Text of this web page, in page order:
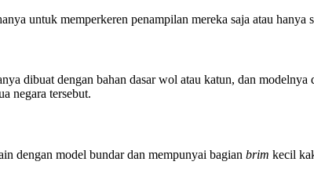
untuk memperkeren penampilan mereka saja atau hanya
dibuat dengan bahan dasar wol atau katun, dan modelnya
negara tersebut.
dengan model bundar dan mempunyai bagian brim kecil